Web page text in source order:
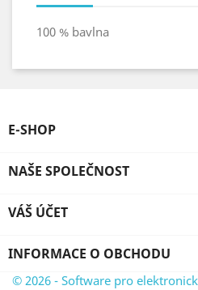
100 % bavlna
E-SHOP
NAŠE SPOLEČNOST
VÁŠ ÚČET
INFORMACE O OBCHODU
© 2026 - Software pro